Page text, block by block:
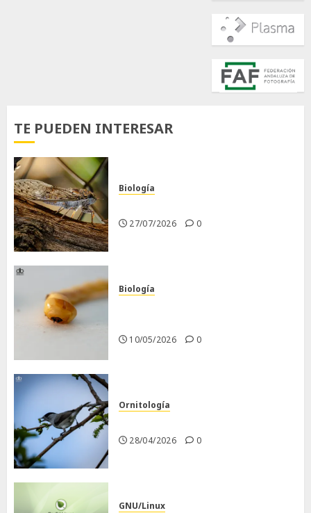
TE PUEDEN INTERESAR
Biología
27/07/2026 0
Biología
10/05/2026 0
Ornitología
28/04/2026 0
GNU/Linux